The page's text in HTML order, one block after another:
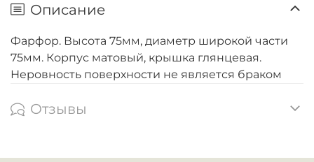
Описание
Фарфор. Высота 75мм, диаметр широкой части
75мм. Корпус матовый, крышка глянцевая.
Неровность поверхности не является браком
Отзывы